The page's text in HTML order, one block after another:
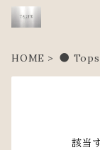
HOME ● Tops
該当